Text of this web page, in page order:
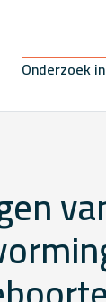
Onderzoek